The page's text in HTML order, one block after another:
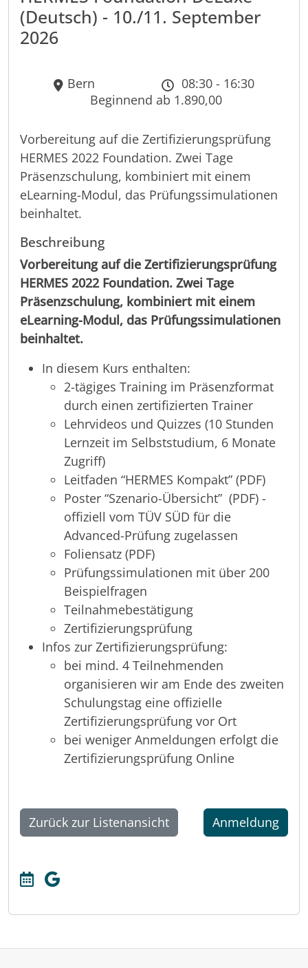
(Deutsch) - 10./11. September
2026
Bern
08:30 - 16:30
Beginnend ab 1.890,00
Vorbereitung auf die Zertifizierungsprüfung
HERMES 2022 Foundation. Zwei Tage
Präsenzschulung, kombiniert mit einem
eLearning-Modul, das Prüfungssimulationen
beinhaltet.
Beschreibung
Vorbereitung auf die Zertifizierungsprüfung
HERMES 2022 Foundation. Zwei Tage
Präsenzschulung, kombiniert mit einem
eLearning-Modul, das Prüfungssimulationen
beinhaltet.
In diesem Kurs enthalten:
2-tägiges Training im Präsenzformat
durch einen zertifizierten Trainer
Lehrvideos und Quizzes (10 Stunden
Lernzeit im Selbststudium, 6 Monate
Zugriff)
Leitfaden “HERMES Kompakt” (PDF)
Poster “Szenario-Übersicht” (PDF) -
offiziell vom TÜV SÜD für die
Advanced-Prüfung zugelassen
Foliensatz (PDF)
Prüfungssimulationen mit über 200
Beispielfragen
Teilnahmebestätigung
Zertifizierungsprüfung
Infos zur Zertifizierungsprüfung:
bei mind. 4 Teilnehmenden
organisieren wir am Ende des zweiten
Schulungstag eine offizielle
Zertifizierungsprüfung vor Ort
bei weniger Anmeldungen erfolgt die
Zertifizierungsprüfung Online
Zurück zur Listenansicht Anmeldung